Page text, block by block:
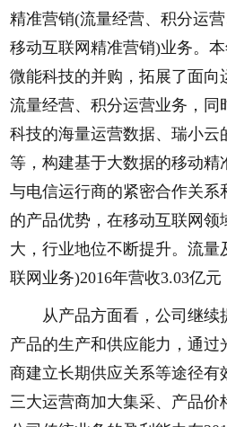
精准营销(流量经营、积分运
移动互联网精准营销)业务。本
微能科技的并购，拓展了面向
流量经营、积分运营业务，同
科技的海量运营数据、瑞小云
等，构建基于大数据的移动精
与电信运行商的紧密合作关系
的产品优势，在移动互联网领
大，行业地位不断提升。流量
联网业务)2016年营收3.03亿元
从产品方面看，公司继续
产品的生产和供应能力，通过
商建立长期供应关系等途径有
三大运营商加大集采、产品价